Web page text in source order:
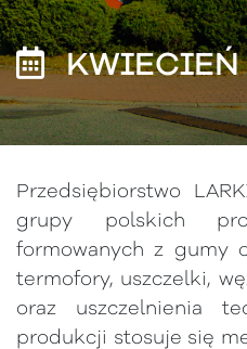
KWIECIEŃ
Przedsiębiorstwo
grupy polskich
formowanych z gumy
termofory, uszczelki,
oraz uszczelnienia
produkcji stosuje się